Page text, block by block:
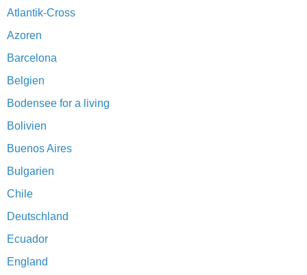
Atlantik-Cross
Azoren
Barcelona
Belgien
Bodensee for a living
Bolivien
Buenos Aires
Bulgarien
Chile
Deutschland
Ecuador
England